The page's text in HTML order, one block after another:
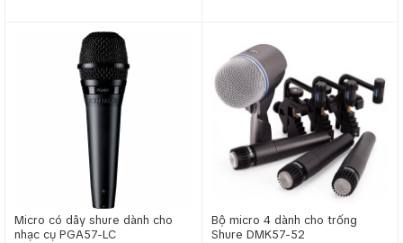
Micro có dây shure dành cho
nhạc cụ PGA57-LC
Bộ micro 4 dành cho trống
Shure DMK57-52